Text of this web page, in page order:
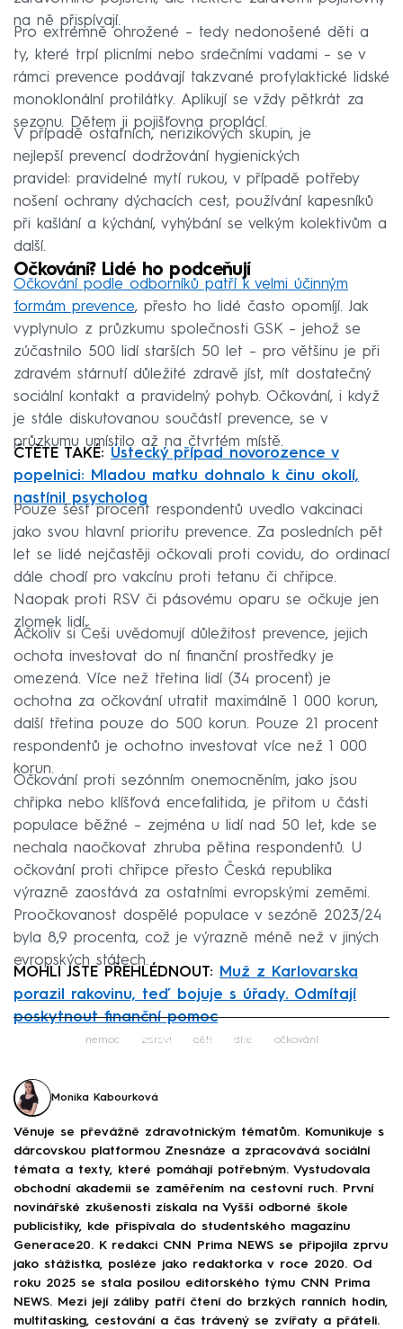
na ně přispívají.
Pro extrémně ohrožené – tedy nedonošené děti a
ty, které trpí plicními nebo srdečními vadami – se v
rámci prevence podávají takzvané profylaktické lidské
monoklonální protilátky. Aplikují se vždy pětkrát za
sezonu. Dětem ji pojišťovna proplácí.
V případě ostatních, nerizikových skupin, je
nejlepší prevencí dodržování hygienických
pravidel: pravidelné mytí rukou, v případě potřeby
nošení ochrany dýchacích cest, používání kapesníků
při kašlání a kýchání, vyhýbání se velkým kolektivům a
další.
Očkování? Lidé ho podceňují
Očkování podle odborníků patří k velmi účinným
formám prevence, přesto ho lidé často opomíjí. Jak
vyplynulo z průzkumu společnosti GSK – jehož se
zúčastnilo 500 lidí starších 50 let – pro většinu je při
zdravém stárnutí důležité zdravě jíst, mít dostatečný
sociální kontakt a pravidelný pohyb. Očkování, i když
je stále diskutovanou součástí prevence, se v
průzkumu umístilo až na čtvrtém místě.
ČTĚTE TAKÉ: Ústecký případ novorozence v
popelnici: Mladou matku dohnalo k činu okolí,
nastínil psycholog
Pouze šest procent respondentů uvedlo vakcinaci
jako svou hlavní prioritu prevence. Za posledních pět
let se lidé nejčastěji očkovali proti covidu, do ordinací
dále chodí pro vakcínu proti tetanu či chřipce.
Naopak proti RSV či pásovému oparu se očkuje jen
zlomek lidí.
Ačkoliv si Češi uvědomují důležitost prevence, jejich
ochota investovat do ní finanční prostředky je
omezená. Více než třetina lidí (34 procent) je
ochotna za očkování utratit maximálně 1 000 korun,
další třetina pouze do 500 korun. Pouze 21 procent
respondentů je ochotno investovat více než 1 000
korun.
Očkování proti sezónním onemocněním, jako jsou
chřipka nebo klíšťová encefalitida, je přitom u části
populace běžné – zejména u lidí nad 50 let, kde se
nechala naočkovat zhruba pětina respondentů. U
očkování proti chřipce přesto Česká republika
výrazně zaostává za ostatními evropskými zeměmi.
Proočkovanost dospělé populace v sezóně 2023/24
byla 8,9 procenta, což je výrazně méně než v jiných
evropských státech.
MOHLI JSTE PŘEHLÉDNOUT:
Muž z Karlovarska
porazil rakovinu, teď bojuje s úřady. Odmítají
poskytnout finanční pomoc
Failed to fetch
nemoc zdraví děti dítě očkování
Monika Kabourková
Věnuje se převážně zdravotnickým tématům. Komunikuje s
dárcovskou platformou Znesnáze a zpracovává sociální
témata a texty, které pomáhají potřebným. Vystudovala
obchodní akademii se zaměřením na cestovní ruch. První
novinářské zkušenosti získala na Vyšší odborné škole
publicistiky, kde přispívala do studentského magazínu
Generace20. K redakci CNN Prima NEWS se připojila zprvu
jako stážistka, posléze jako redaktorka v roce 2020. Od
roku 2025 se stala posilou editorského týmu CNN Prima
NEWS. Mezi její záliby patří čtení do brzkých ranních hodin,
multitasking, cestování a čas trávený se zvířaty a přáteli.